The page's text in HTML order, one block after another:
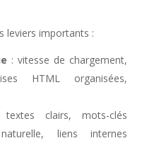
leviers importants :
: vitesse de chargement,
HTML organisées,
clairs, mots-clés
liens internes